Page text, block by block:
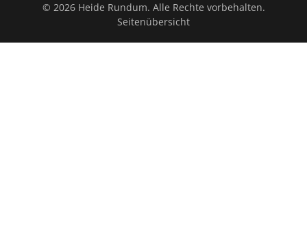
© 2026 Heide Rundum. Alle Rechte vorbehalten.
Seitenübersicht